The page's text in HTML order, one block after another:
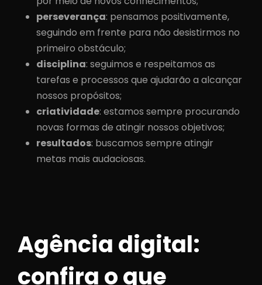
perseverança: pensamos positivamente,
seguindo em frente para não desistirmos no
primeiro obstáculo;
disciplina: seguimos e respeitamos as
tarefas e processos que ajudarão a alcançar
nossos propósitos;
criatividade: estamos sempre procurando
novas formas de atingir nossos objetivos;
resultados: buscamos sempre atingir
metas mais audaciosas.
Agência digital:
confira o que